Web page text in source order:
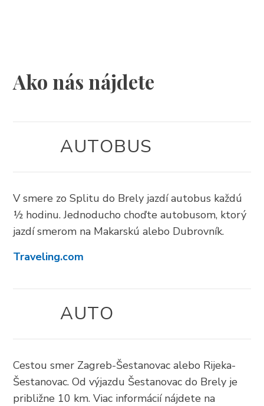
Trg Alojzija Stepinca 10, 21322 Brela
+385 21 618 455
Call us
Contact us
Ako nás nájdete
AUTOBUS
V smere zo Splitu do Brely jazdí autobus každú
½ hodinu. Jednoducho choďte autobusom, ktorý
jazdí smerom na Makarskú alebo Dubrovník.
Traveling.com
AUTO
Cestou smer Zagreb-Šestanovac alebo Rijeka-
Šestanovac. Od výjazdu Šestanovac do Brely je
približne 10 km. Viac informácií nájdete na